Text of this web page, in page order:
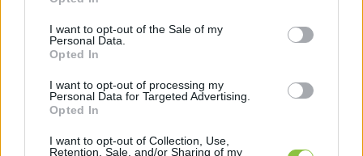
use your data for below specified purposes in below Google
consent section.
I want to opt-out of the Sale of my
Personal Data.
Opted In
I want to opt-out of processing my
Personal Data for Targeted Advertising.
Opted In
I want to opt-out of Collection, Use,
Retention, Sale, and/or Sharing of my
Egy János nevű egykori otthonlakó tett
értékelhető vallomást: Péter és közte négy év
korkülönbség volt. Mindketten szakmát tanultak
az otthonban (kőműves, festő), és a környékbeli